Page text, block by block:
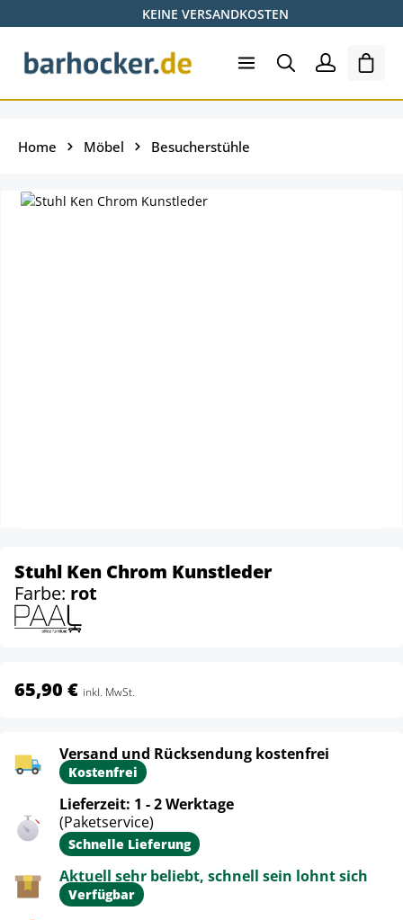
Zum Hauptinhalt springenKEINE VERSANDKOSTEN
Home Möbel Besucherstühle
Stuhl Ken Chrom Kunstleder
Farbe: rot
65,90 € inkl. MwSt.
Versand und Rücksendung kostenfrei
Kostenfrei
Lieferzeit: 1 - 2 Werktage
(Paketservice)
Schnelle Lieferung
Aktuell sehr beliebt, schnell sein lohnt sich
Verfügbar